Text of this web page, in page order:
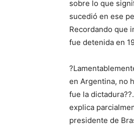
sobre lo que
sucedió en ese
Recordando que
fue detenida en
en Argentina, no
fue la
explica
presidente de